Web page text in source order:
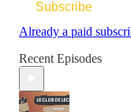
Subscribe
Already a paid
Recent Episodes